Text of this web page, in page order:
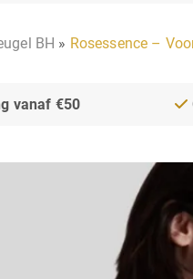
BH » Rosessence –
vanaf €50